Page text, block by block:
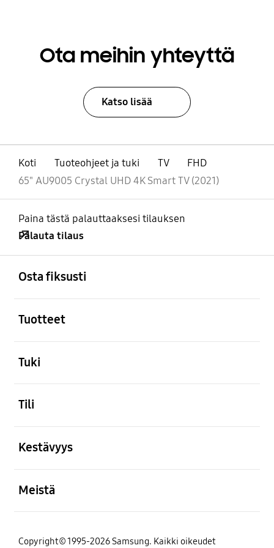
Ota meihin yhteyttä
Katso lisää
Koti Tuoteohjeet ja tuki TV
FHD
65" AU9005 Crystal UHD 4K Smart TV (2021)
Paina tästä palauttaaksesi tilauksen
Palauta tilaus
Osta fiksusti
Tuotteet
Tuki
Tili
Kestävyys
Meistä
Copyright© 1995-2026 Samsung. Kaikki oikeudet